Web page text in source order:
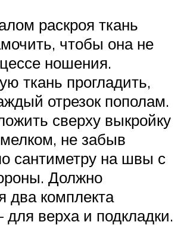
раскроя ткань
чтобы она не
ношения.
ткань прогладить,
отрезок пополам.
сверху выкройку
не забыв
сантиметру на швы с
Должно
два комплекта
для верха и подкладки.